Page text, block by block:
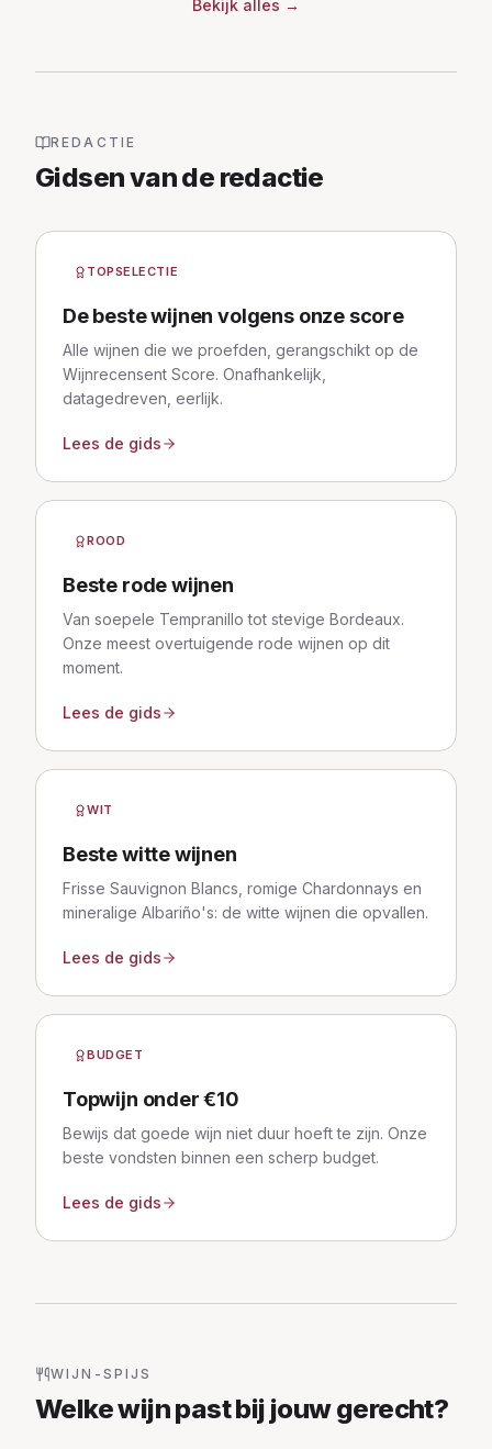
Bekijk alles →
REDACTIE
Gidsen van de redactie
TOPSELECTIE
De beste wijnen volgens onze score
Alle wijnen die we proefden, gerangschikt op de
Wijnrecensent Score. Onafhankelijk,
datagedreven, eerlijk.
Lees de gids
ROOD
Beste rode wijnen
Van soepele Tempranillo tot stevige Bordeaux.
Onze meest overtuigende rode wijnen op dit
moment.
Lees de gids
WIT
Beste witte wijnen
Frisse Sauvignon Blancs, romige Chardonnays en
mineralige Albariño's: de witte wijnen die opvallen.
Lees de gids
BUDGET
Topwijn onder €10
Bewijs dat goede wijn niet duur hoeft te zijn. Onze
beste vondsten binnen een scherp budget.
Lees de gids
WIJN-SPIJS
Welke wijn past bij jouw gerecht?